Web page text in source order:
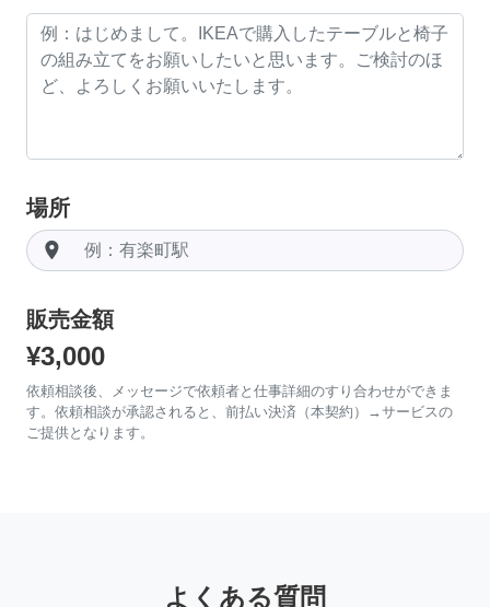
場所
room
販売金額
¥3,000
依頼相談後、メッセージで依頼者と仕事詳細のすり合わせができま
す。依頼相談が承認されると、前払い決済（本契約）→サービスの
ご提供となります。
よくある質問